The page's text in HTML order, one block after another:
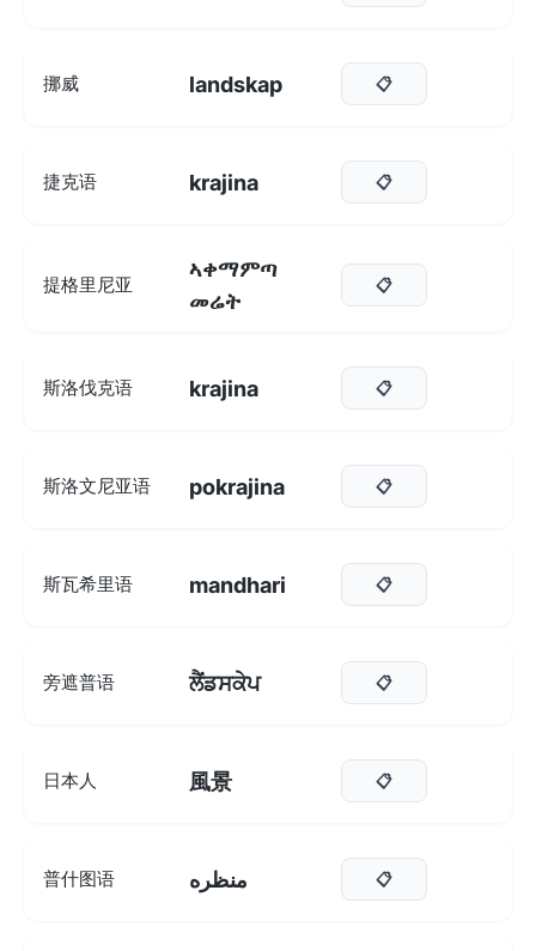
挪威 landskap 📋
捷克语 krajina 📋
提格里尼亚
ኣቀማምጣ
መሬት
📋
斯洛伐克语 krajina 📋
斯洛文尼亚语 pokrajina 📋
斯瓦希里语 mandhari 📋
旁遮普语 ਲੈਂਡਸਕੇਪ 📋
日本人 風景 📋
普什图语 منظره 📋